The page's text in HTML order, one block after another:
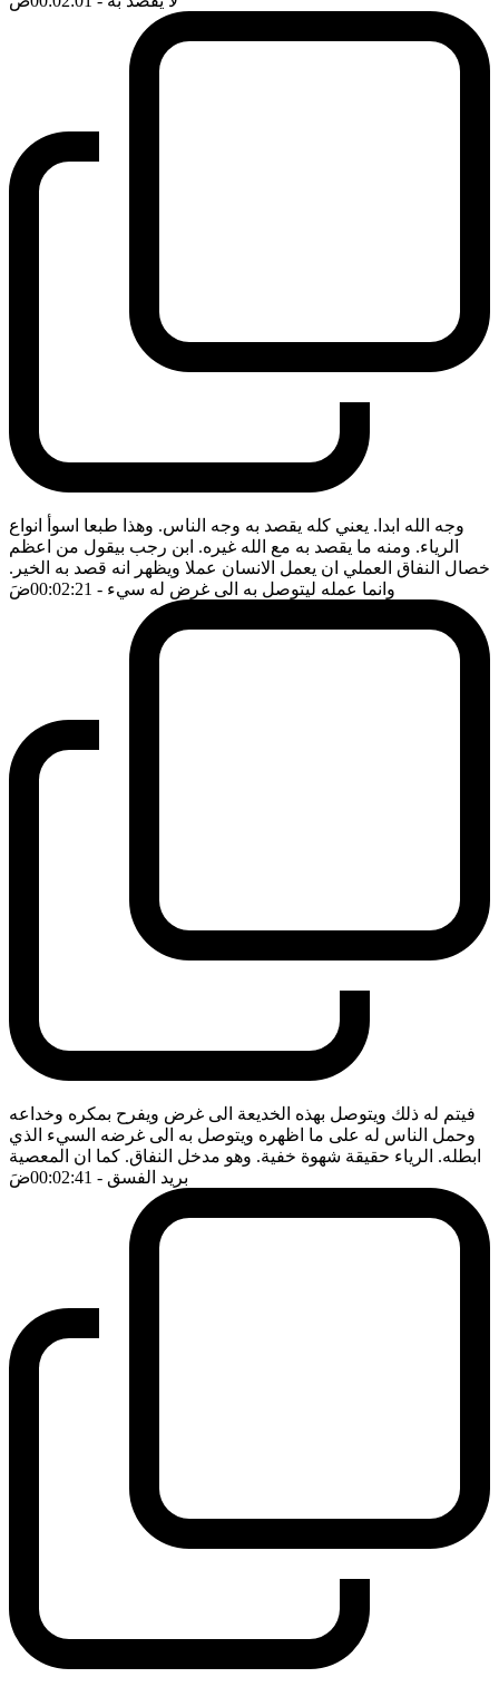
وجه الله ابدا. يعني كله يقصد به وجه الناس. وهذا طبعا اسوأ انواع
الرياء. ومنه ما يقصد به مع الله غيره. ابن رجب بيقول من اعظم
خصال النفاق العملي ان يعمل الانسان عملا ويظهر انه قصد به الخير.
وانما عمله ليتوصل به الى غرض له سيء - 00:02:21 ضَ
فيتم له ذلك ويتوصل بهذه الخديعة الى غرض ويفرح بمكره وخداعه
وحمل الناس له على ما اظهره ويتوصل به الى غرضه السيء الذي
ابطله. الرياء حقيقة شهوة خفية. وهو مدخل النفاق. كما ان المعصية
بريد الفسق - 00:02:41 ضَ